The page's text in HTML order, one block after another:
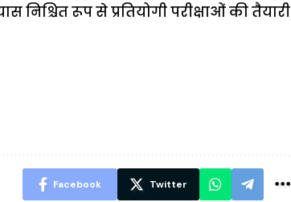
निश्चित रूप से प्रतियोगी परीक्षाओं की तैयारी
निगरानी
Facebook Twitter